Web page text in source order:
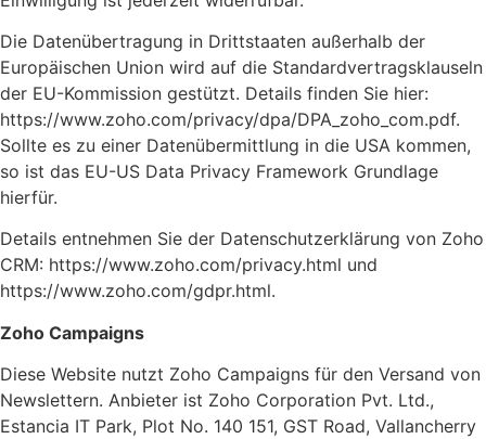
Die Datenübertragung in Drittstaaten außerhalb der
Europäischen Union wird auf die Standardvertragsklauseln
der EU-Kommission gestützt. Details finden Sie hier:
https://www.zoho.com/privacy/dpa/DPA_zoho_com.pdf.
Sollte es zu einer Datenübermittlung in die USA kommen,
so ist das EU-US Data Privacy Framework Grundlage
hierfür.
Details entnehmen Sie der Datenschutzerklärung von Zoho
CRM: https://www.zoho.com/privacy.html und
https://www.zoho.com/gdpr.html.
Zoho Campaigns
Diese Website nutzt Zoho Campaigns für den Versand von
Newslettern. Anbieter ist Zoho Corporation Pvt. Ltd.,
Estancia IT Park, Plot No. 140 151, GST Road, Vallancherry